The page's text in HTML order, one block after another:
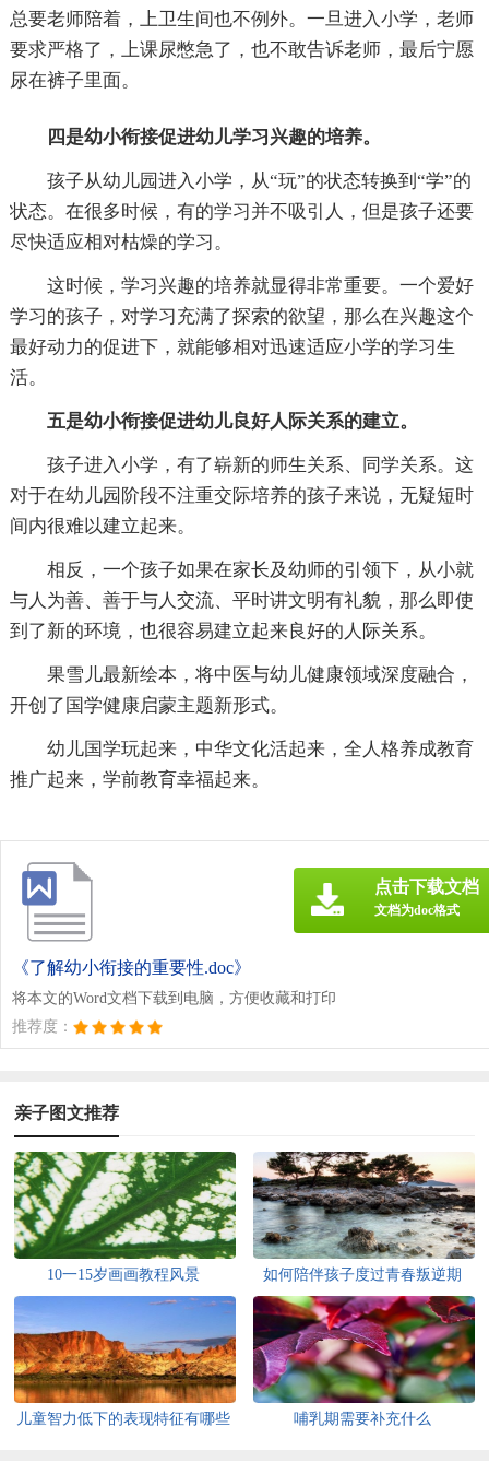
总要老师陪着，上卫生间也不例外。一旦进入小学，老师
要求严格了，上课尿憋急了，也不敢告诉老师，最后宁愿
尿在裤子里面。
四是幼小衔接促进幼儿学习兴趣的培养。
孩子从幼儿园进入小学，从“玩”的状态转换到“学”的
状态。在很多时候，有的学习并不吸引人，但是孩子还要
尽快适应相对枯燥的学习。
这时候，学习兴趣的培养就显得非常重要。一个爱好
学习的孩子，对学习充满了探索的欲望，那么在兴趣这个
最好动力的促进下，就能够相对迅速适应小学的学习生
活。
五是幼小衔接促进幼儿良好人际关系的建立。
孩子进入小学，有了崭新的师生关系、同学关系。这
对于在幼儿园阶段不注重交际培养的孩子来说，无疑短时
间内很难以建立起来。
相反，一个孩子如果在家长及幼师的引领下，从小就
与人为善、善于与人交流、平时讲文明有礼貌，那么即使
到了新的环境，也很容易建立起来良好的人际关系。
果雪儿最新绘本，将中医与幼儿健康领域深度融合，
开创了国学健康启蒙主题新形式。
幼儿国学玩起来，中华文化活起来，全人格养成教育
推广起来，学前教育幸福起来。
《了解幼小衔接的重要性.doc》
将本文的Word文档下载到电脑，方便收藏和打印
推荐度：
点击下载文档
文档为doc格式
亲子图文推荐
10一15岁画画教程风景 如何陪伴孩子度过青春叛逆期
儿童智力低下的表现特征有哪些 哺乳期需要补充什么